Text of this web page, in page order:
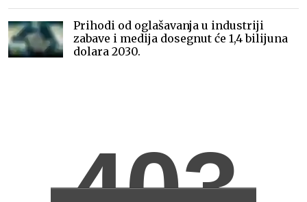
Prihodi od oglašavanja u industriji
zabave i medija dosegnut će 1,4 bilijuna
dolara 2030.